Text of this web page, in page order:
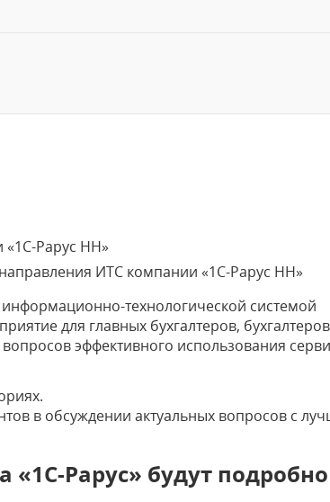
Рарус НН»
ИТС компании «1С-Рарус НН»
технологической системой
для главных бухгалтеров,
эффективного использования
в обсуждении актуальных вопросов с
Рарус» будут